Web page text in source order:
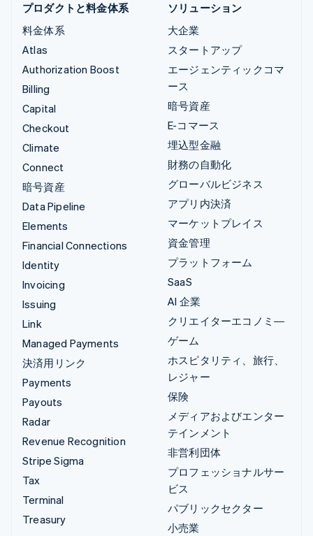
プロダクトと料金体系
料金体系
Atlas
Authorization Boost
Billing
Capital
Checkout
Climate
Connect
暗号資産
Data Pipeline
Elements
Financial Connections
Identity
Invoicing
Issuing
Link
Managed Payments
決済用リンク
Payments
Payouts
Radar
Revenue Recognition
Stripe Sigma
Tax
Terminal
Treasury
ソリューション
大企業
スタートアップ
エージェンティックコマ
ース
暗号資産
E-コマース
埋込型金融
財務の自動化
グローバルビジネス
アプリ内決済
マーケットプレイス
資金管理
プラットフォーム
SaaS
AI 企業
クリエイターエコノミ―
ゲーム
ホスピタリティ、旅行、
レジャー
保険
メディアおよびエンター
テインメント
非営利団体
プロフェッショナルサー
ビス
パブリックセクター
小売業